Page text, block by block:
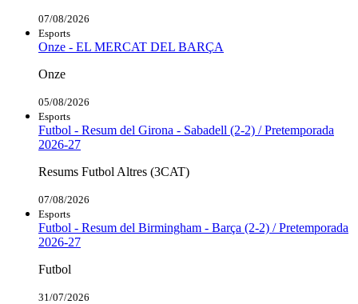
07/08/2026
Esports
Onze - EL MERCAT DEL BARÇA
Onze
05/08/2026
Esports
Futbol - Resum del Girona - Sabadell (2-2) / Pretemporada
2026-27
Resums Futbol Altres (3CAT)
07/08/2026
Esports
Futbol - Resum del Birmingham - Barça (2-2) / Pretemporada
2026-27
Futbol
31/07/2026